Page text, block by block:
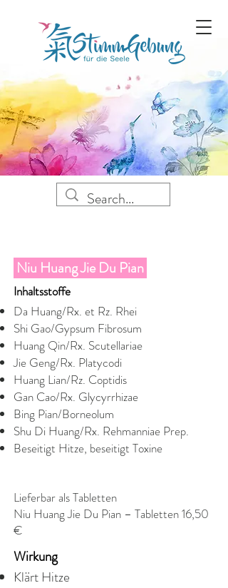
Niu Huang Jie Du Pian
Inhaltsstoffe
Da Huang/Rx. et Rz. Rhei
Shi Gao/Gypsum Fibrosum
Huang Qin/Rx. Scutellariae
Jie Geng/Rx. Platycodi
Huang Lian/Rz. Coptidis
Gan Cao/Rx. Glycyrrhizae
Bing Pian/Borneolum
Shu Di Huang/Rx. Rehmanniae Prep.
Beseitigt Hitze, beseitigt Toxine
Lieferbar als Tabletten
Niu Huang Jie Du Pian – Tabletten 16,50
€
Wirkung
Klärt Hitze